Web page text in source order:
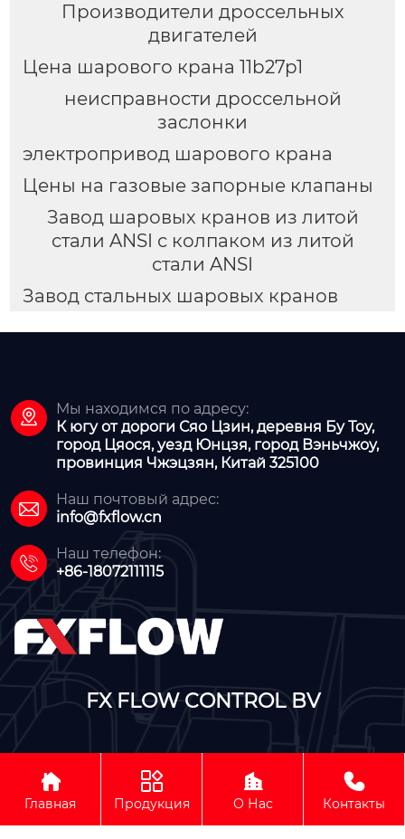
Производители дроссельных
двигателей
Цена шарового крана 11b27p1
неисправности дроссельной
заслонки
электропривод шарового крана
Цены на газовые запорные клапаны
Завод шаровых кранов из литой
стали ANSI с колпаком из литой
стали ANSI
Завод стальных шаровых кранов

Мы находимся по адресу:
К югу от дороги Сяо Цзин, деревня Бу Тоу,
город Цяося, уезд Юнцзя, город Вэньчжоу,
провинция Чжэцзян, Китай 325100

Наш почтовый адрес:
info@fxflow.cn

Наш телефон:
+86-18072111115
FX FLOW CONTROL BV
Авторское право©FX FLOW CONTROL BV

Главная

Продукция

О Нас

Контакты